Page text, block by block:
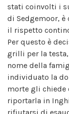
stati coinvolti i
di Sedgemoor,
il rispetto
Per questo è
grilli per la
nome della
individuato la
morte gli chiede
riportarla in
rifiutarsi di